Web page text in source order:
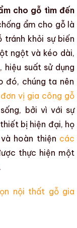
cho gỗ tìm đến
ẩm cho gỗ là
tránh khỏi sự biến
ngột và kéo dài,
, hiệu suất sử dụng
đó, chúng ta nên
đơn vị gia công gỗ
bởi vì với sự
bị hiện đại, họ
và hoàn thiện các
thực hiện một
nội thất gỗ gia